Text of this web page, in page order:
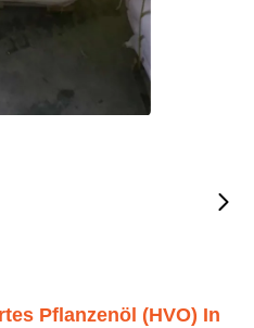
Pflanzenöl (HVO) In